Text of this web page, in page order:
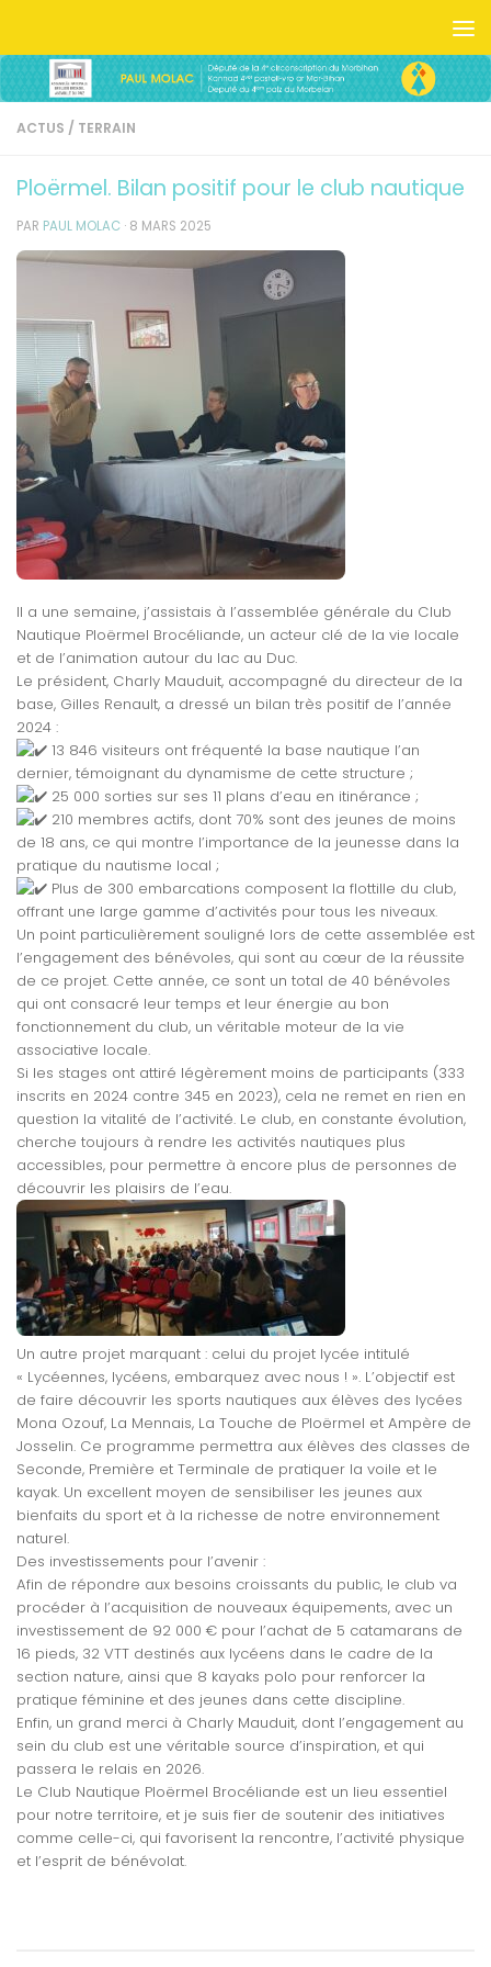
ACTUS / TERRAIN
Ploërmel. Bilan positif pour le club nautique
PAR PAUL MOLAC · 8 MARS 2025
Il a une semaine, j’assistais à l’assemblée générale du Club
Nautique Ploërmel Brocéliande, un acteur clé de la vie locale
et de l’animation autour du lac au Duc.
Le président, Charly Mauduit, accompagné du directeur de la
base, Gilles Renault, a dressé un bilan très positif de l’année
2024 :
13 846 visiteurs ont fréquenté la base nautique l’an
dernier, témoignant du dynamisme de cette structure ;
25 000 sorties sur ses 11 plans d’eau en itinérance ;
210 membres actifs, dont 70% sont des jeunes de moins
de 18 ans, ce qui montre l’importance de la jeunesse dans la
pratique du nautisme local ;
Plus de 300 embarcations composent la flottille du club,
offrant une large gamme d’activités pour tous les niveaux.
Un point particulièrement souligné lors de cette assemblée est
l’engagement des bénévoles, qui sont au cœur de la réussite
de ce projet. Cette année, ce sont un total de 40 bénévoles
qui ont consacré leur temps et leur énergie au bon
fonctionnement du club, un véritable moteur de la vie
associative locale.
Si les stages ont attiré légèrement moins de participants (333
inscrits en 2024 contre 345 en 2023), cela ne remet en rien en
question la vitalité de l’activité. Le club, en constante évolution,
cherche toujours à rendre les activités nautiques plus
accessibles, pour permettre à encore plus de personnes de
découvrir les plaisirs de l’eau.
Un autre projet marquant : celui du projet lycée intitulé
« Lycéennes, lycéens, embarquez avec nous ! ». L’objectif est
de faire découvrir les sports nautiques aux élèves des lycées
Mona Ozouf, La Mennais, La Touche de Ploërmel et Ampère de
Josselin. Ce programme permettra aux élèves des classes de
Seconde, Première et Terminale de pratiquer la voile et le
kayak. Un excellent moyen de sensibiliser les jeunes aux
bienfaits du sport et à la richesse de notre environnement
naturel.
Des investissements pour l’avenir :
Afin de répondre aux besoins croissants du public, le club va
procéder à l’acquisition de nouveaux équipements, avec un
investissement de 92 000 € pour l’achat de 5 catamarans de
16 pieds, 32 VTT destinés aux lycéens dans le cadre de la
section nature, ainsi que 8 kayaks polo pour renforcer la
pratique féminine et des jeunes dans cette discipline.
Enfin, un grand merci à Charly Mauduit, dont l’engagement au
sein du club est une véritable source d’inspiration, et qui
passera le relais en 2026.
Le Club Nautique Ploërmel Brocéliande est un lieu essentiel
pour notre territoire, et je suis fier de soutenir des initiatives
comme celle-ci, qui favorisent la rencontre, l’activité physique
et l’esprit de bénévolat.